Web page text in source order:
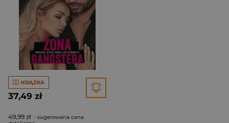
KSIĄŻKA
37,49 zł
49,99 zł - sugerowana cena